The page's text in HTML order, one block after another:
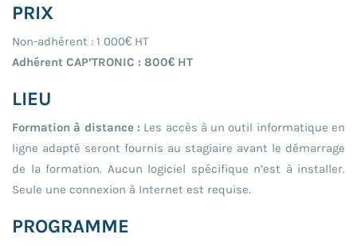
PRIX
Non-adhérent : 1 000€ HT
Adhérent CAP’TRONIC : 800€ HT
LIEU
Formation à distance :Les accès à un outil informatique en
ligne adapté seront fournis au stagiaire avant le démarrage
de la formation. Aucun logiciel spécifique n’est à installer.
Seule une connexion à Internet est requise.
PROGRAMME